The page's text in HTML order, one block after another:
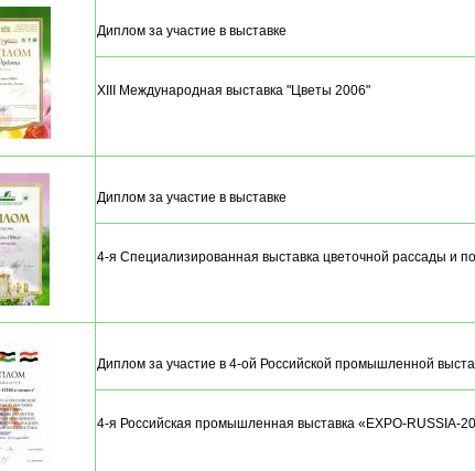
Диплом за участие в выставке
XIII Международная выставка "Цветы 2006"
Диплом за участие в выставке
4-я Специализированная выставка цветочной рассады и
Диплом за участие в 4-ой Российской промышленной
4-я Российская промышленная выставка «EXPO-RUSSIA-